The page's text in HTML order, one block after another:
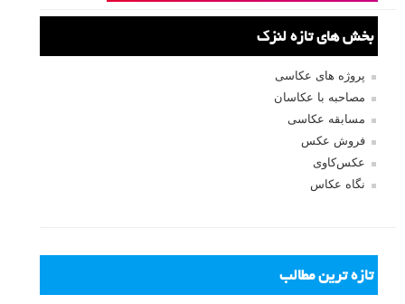
بخش های تازه لنزک
پروژه های عکاسی
مصاحبه با عکاسان
مسابقه عکاسی
فروش عکس
عکس‌کاوی
نگاه عکاس
تازه ترین مطالب